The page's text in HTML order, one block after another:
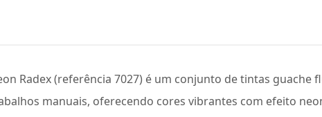
Radex (referência 7027) é um conjunto de tintas guache
manuais, oferecendo cores vibrantes com efeito